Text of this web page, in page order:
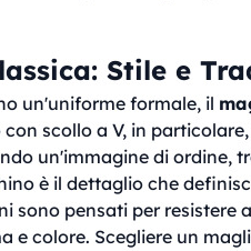
Stile e
un'uniforme formale, il
scollo a V, in
un'immagine di ordine,
è il dettaglio che
sono pensati per resistere
e colore. Scegliere un